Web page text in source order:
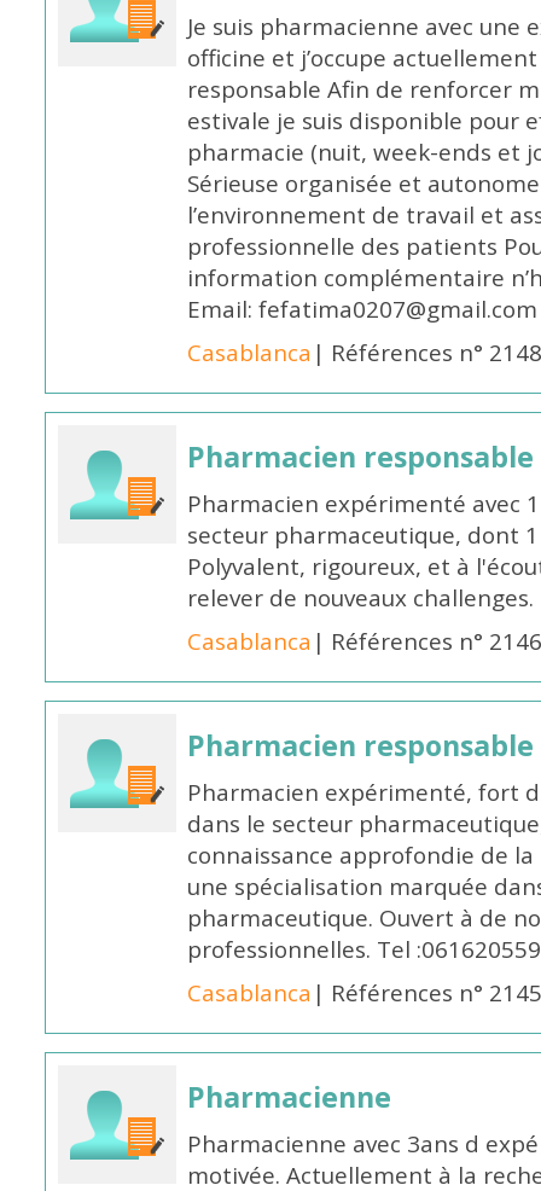
Je suis pharmacienne avec
officine et j’occupe
responsable Afin de renforcer
estivale je suis disponible pour
pharmacie (nuit, week-ends et
Sérieuse organisée et
l’environnement de travail et
professionnelle des patients
information complémentaire
Email: fefatima0207@gmail.com
Casablanca | Références n°
Pharmacien responsable
Pharmacien expérimenté avec
secteur pharmaceutique, dont
Polyvalent, rigoureux, et à
relever de nouveaux
Casablanca | Références n°
Pharmacien responsable
Pharmacien expérimenté, fort
dans le secteur
connaissance approfondie de
une spécialisation marquée
pharmaceutique. Ouvert à de
professionnelles. Tel
Casablanca | Références n°
Pharmacienne
Pharmacienne avec 3ans d
motivée. Actuellement à la